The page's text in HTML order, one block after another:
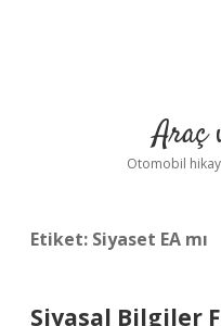
Araç
Otomobil
Etiket: Siyaset EA mı
Siyasal Bilgiler